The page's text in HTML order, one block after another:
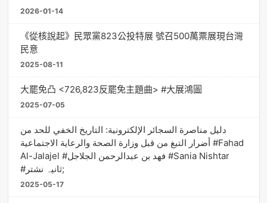
2026-01-14
《從核說起》民眾黨823公投特展 號召500萬票展現台灣
民意
2025-08-11
大罷免凸 <726,823反罷免主題曲> #大展鴻圖
2025-07-05
دليل مناصرة السجائر الإلكترونية: التاريخ الخفي للحد من
أضرار التبغ من قبل وزارة الصحة والرعاية الاجتماعية #Fahad
Al-Jalajel #فهد بن عبدالرحمن الجلاجل #Sania Nishtar
#ثانیہ نشتر;
2025-05-17